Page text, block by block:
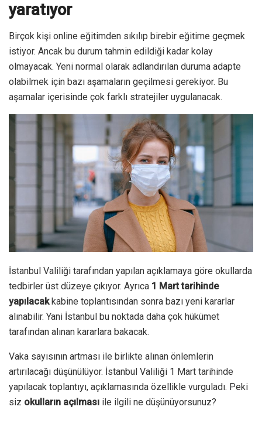
yaratıyor
Birçok kişi online eğitimden sıkılıp birebir eğitime geçmek
istiyor. Ancak bu durum tahmin edildiği kadar kolay
olmayacak. Yeni normal olarak adlandırılan duruma adapte
olabilmek için bazı aşamaların geçilmesi gerekiyor. Bu
aşamalar içerisinde çok farklı stratejiler uygulanacak.
İstanbul Valiliği tarafından yapılan açıklamaya göre okullarda
tedbirler üst düzeye çıkıyor. Ayrıca 1 Mart tarihinde
yapılacakkabine toplantısından sonra bazı yeni kararlar
alınabilir. Yani İstanbul bu noktada daha çok hükümet
tarafından alınan kararlara bakacak.
Vaka sayısının artması ile birlikte alınan önlemlerin
artırılacağı düşünülüyor. İstanbul Valiliği 1 Mart tarihinde
yapılacak toplantıyı, açıklamasında özellikle vurguladı. Peki
siz okulların açılması ile ilgili ne düşünüyorsunuz?